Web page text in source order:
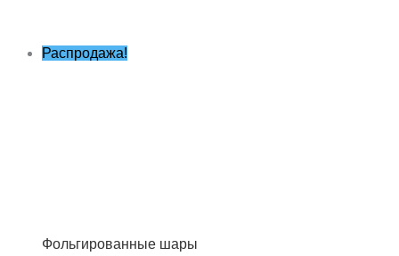
Распродажа!
Фольгированные шары
Первоначальная
Текущая